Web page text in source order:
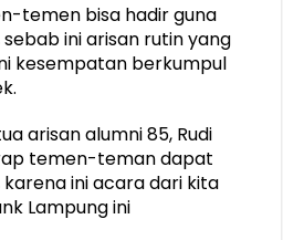
temen bisa hadir guna
ini arisan rutin yang
kesempatan berkumpul
arisan alumni 85, Rudi
temen-teman dapat
ini acara dari kita
Lampung ini